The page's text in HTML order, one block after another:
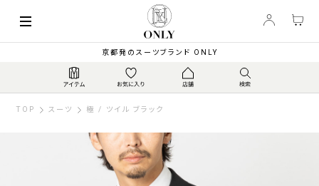
京都発のスーツブランド ONLY
TOP スーツ 極 / ツイル ブラック